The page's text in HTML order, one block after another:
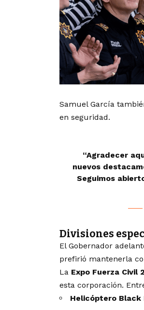
Samuel García
en seguridad.
“Agradecer
nuevos
Seguimos
Divisiones
El Gobernador
prefirió mantenerla
La Expo Fuerza Civil
esta corporación.
Helicóptero Black